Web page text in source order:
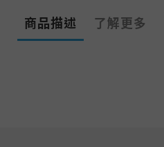
商品描述 了解更多